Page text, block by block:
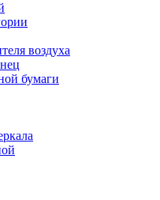
воздуха
бумаги